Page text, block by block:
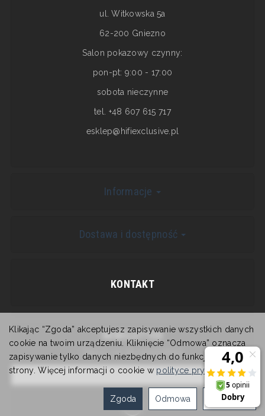
ul. Witkowska 5a
62-200 Gniezno
Salon pokazowy czynny:
pon-pt: 9:00 - 17:00
sobota nieczynne
tel. +48 607 615 717
esklep@hifiexclusive.pl
Informacje
Dostawa i dostępność
KONTAKT
NEWSLETTER
Zapisz się do newslettera
Klikając “Zgoda” akceptujesz zapisywanie wszystkich danych
cookie na twoim urządzeniu. Kliknięcie “Odmowa” oznacza
zapisywanie tylko danych niezbędnych do funkcjonowania
strony. Więcej informacji o cookie w polityce prywatności.
Ustawienia
Odmowa
Zgoda